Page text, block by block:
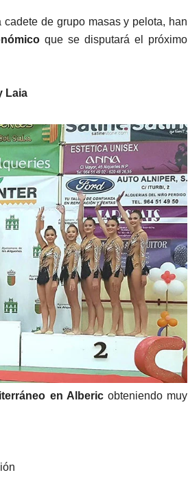
de grupo masas y pelota, han
que se disputará el próximo
Laia
en Albericobteniendo muy